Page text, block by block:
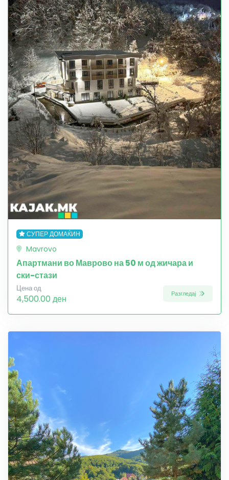
СУПЕР ДОМАЌИН
Mavrovo
Апартмани во Маврово на 50 м од жичара и
ски-стази
Цена од
4,500.00 ден Разгледај